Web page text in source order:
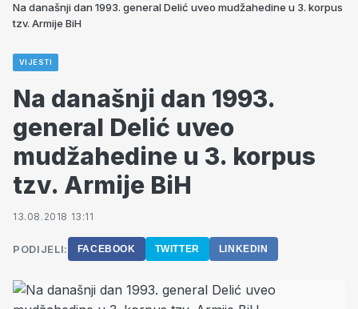
Na današnji dan 1993. general Delić uveo mudžahedine u 3. korpus
tzv. Armije BiH
VIJESTI
Na današnji dan 1993.
general Delić uveo
mudžahedine u 3. korpus
tzv. Armije BiH
13.08.2018 13:11
PODIJELI: FACEBOOK TWITTER LINKEDIN